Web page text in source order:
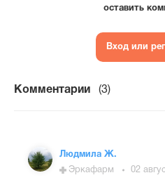
оставить
Вход или
Комментарии (3)
Людмила Ж.
Эркафарм
02